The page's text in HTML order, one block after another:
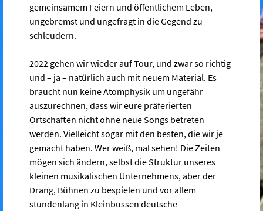
gemeinsamem Feiern und öffentlichem Leben,
ungebremst und ungefragt in die Gegend zu
schleudern.
2022 gehen wir wieder auf Tour, und zwar so richtig
und – ja – natürlich auch mit neuem Material. Es
braucht nun keine Atomphysik um ungefähr
auszurechnen, dass wir eure präferierten
Ortschaften nicht ohne neue Songs betreten
werden. Vielleicht sogar mit den besten, die wir je
gemacht haben. Wer weiß, mal sehen! Die Zeiten
mögen sich ändern, selbst die Struktur unseres
kleinen musikalischen Unternehmens, aber der
Drang, Bühnen zu bespielen und vor allem
stundenlang in Kleinbussen deutsche